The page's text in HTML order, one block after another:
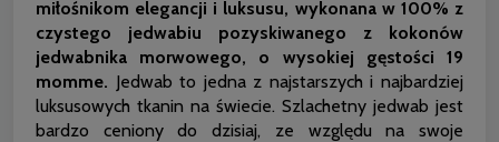
miłośnikom elegancji i luksusu, wykonana w 100% z
czystego jedwabiu pozyskiwanego z kokonów
jedwabnika morwowego, o wysokiej gęstości 19
momme. Jedwab to jedna z najstarszych i najbardziej
luksusowych tkanin na świecie. Szlachetny jedwab jest
bardzo ceniony do dzisiaj, ze względu na swoje